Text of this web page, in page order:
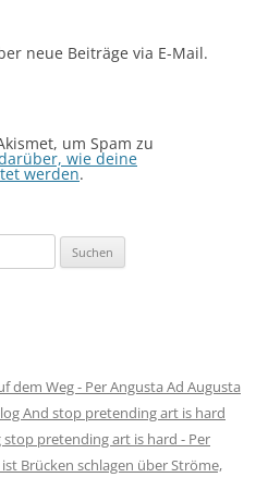
neue Beiträge via E-Mail.
um Spam zu
wie deine
werden.
dem Weg - Per Angusta Ad Augusta
And stop pretending art is hard
pretending art is hard - Per
Brücken schlagen über Ströme,